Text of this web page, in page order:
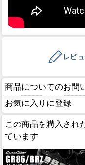
商品についてのお問
お気に入りに登録
この商品を購入され
ています